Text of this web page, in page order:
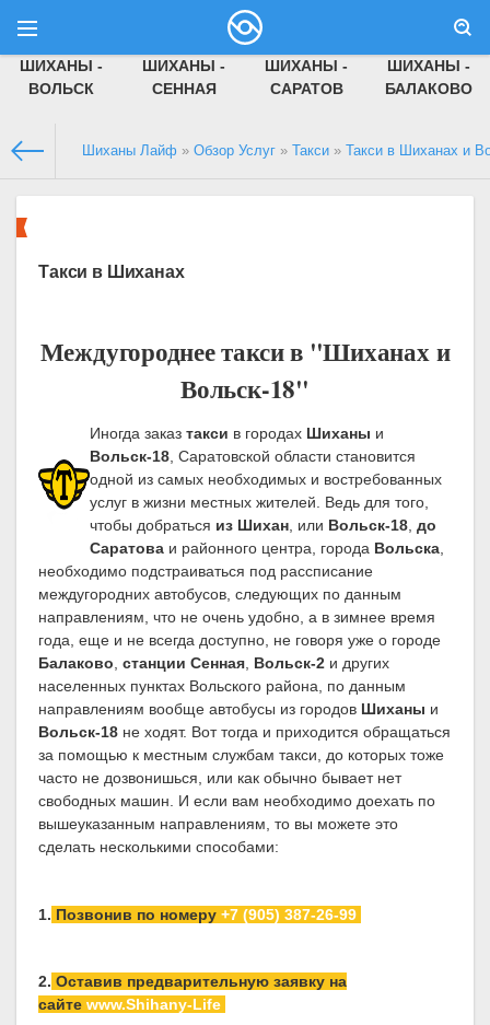
ШИХАНЫ -
ВОЛЬСК
ШИХАНЫ -
СЕННАЯ
ШИХАНЫ -
САРАТОВ
ШИХАНЫ -
БАЛАКОВО
Шиханы Лайф » Обзор Услуг » Такси » Такси в Шиханах и
Такси в Шиханах
Междугороднее такси в "Шиханах и
Вольск-18"
Иногда заказ такси в городах Шиханы и
Вольск-18 , Саратовской области становится
одной из самых необходимых и востребованных
услуг в жизни местных жителей. Ведь для того,
чтобы добраться из Шихан , или Вольск-18 до
Саратова и районного центра, города Вольска
необходимо подстраиваться под рассписание
междугородних автобусов, следующих по данным
направлениям, что не очень удобно, а в зимнее время
года, еще и не всегда доступно, не говоря уже о городе
Балаково станции Сенная Вольск-2 и других
населенных пунктах Вольского района, по данным
направлениям вообще автобусы из городов Шиханы и
Вольск-18 не ходят. Вот тогда и приходится обращаться
за помощью к местным службам такси, до которых тоже
часто не дозвонишься, или как обычно бывает нет
свободных машин. И если вам необходимо доехать по
вышеуказанным направлениям, то вы можете это
сделать несколькими способами:
1. Позвонив по номеру +7 (905) 387-26-99
2. Оставив предварительную заявку на
сайте www.Shihany-Life